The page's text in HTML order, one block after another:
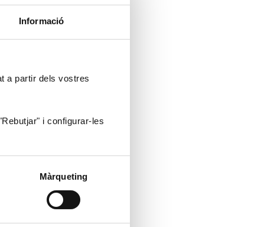
Informació
a partir dels vostres
i configurar-les
Màrqueting